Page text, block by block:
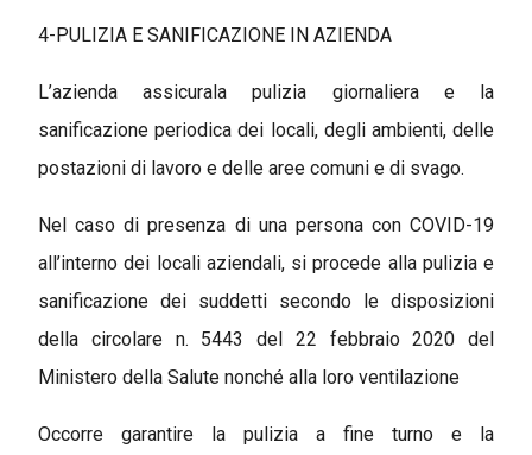
4-PULIZIA E SANIFICAZIONE IN AZIENDA
L’azienda assicurala pulizia giornaliera e la
sanificazione periodica dei locali, degli ambienti, delle
postazioni di lavoro e delle aree comuni e di svago.
Nel caso di presenza di una persona con COVID-19
all’interno dei locali aziendali, si procede alla pulizia e
sanificazione dei suddetti secondo le disposizioni
della circolare n. 5443 del 22 febbraio 2020 del
Ministero della Salute nonché alla loro ventilazione
Occorre garantire la pulizia a fine turno e la